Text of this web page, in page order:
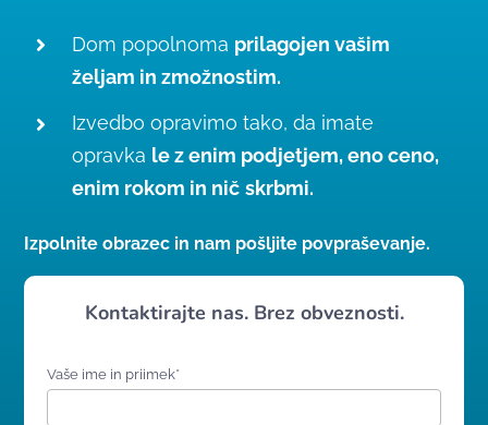
Dom popolnoma prilagojen vašim
željam in zmožnostim.
Izvedbo opravimo tako, da imate
opravka le z enim podjetjem, eno ceno,
enim rokom in nič skrbmi.
Izpolnite obrazec in nam pošljite povpraševanje.
Kontaktirajte nas. Brez obveznosti.
Vaše ime in priimek*